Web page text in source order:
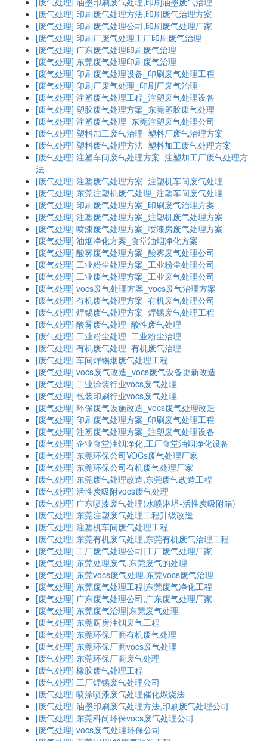
[废气处理] 印刷废气处理方法,印刷废气治理方案
[废气处理] 印刷废气处理公司,印刷废气处理厂家
[废气处理] 印刷厂废气处理工厂印刷废气治理
[废气处理] 广东废气处理印刷废气治理
[废气处理] 东莞废气处理印刷废气治理
[废气处理] 印刷废气处理设备_印刷废气处理工程
[废气处理] 印刷厂废气处理_印刷厂废气治理
[废气处理] 注塑废气处理工程_注塑废气处理设备
[废气处理] 塑胶废气处理方案_东莞塑胶废气处理
[废气处理] 注塑废气处理_东莞注塑废气处理公司
[废气处理] 塑料加工废气治理_塑料厂废气治理方案
[废气处理] 塑料废气处理方法_塑料加工废气处理方案
[废气处理] 注塑车间废气处理方案_注塑加工厂废气处理方
法
[废气处理] 注塑废气处理方案_注塑机车间废气处理
[废气处理] 东莞注塑机废气处理_注塑车间废气处理
[废气处理] 印刷废气处理方案_印刷废气治理方案
[废气处理] 注塑废气处理方案_注塑机废气处理方案
[废气处理] 喷漆废气处理方案_喷漆房废气处理方案
[废气处理] 油烟净化方案_食堂油烟净化方案
[废气处理] 酸雾废气处理方案_酸雾废气处理公司
[废气处理] 工业粉尘处理方案_工业粉尘处理公司
[废气处理] 工业废气处理方案_工业废气处理公司
[废气处理] vocs废气处理方案_vocs废气治理方案
[废气处理] 有机废气处理方案_有机废气处理公司
[废气处理] 焊锡废气处理方案_焊锡废气处理工程
[废气处理] 酸雾废气处理_酸性废气处理
[废气处理] 工业粉尘处理_工业粉尘治理
[废气处理] 有机废气处理_有机废气治理
[废气处理] 车间焊锡烟废气处理工程
[废气处理] vocs废气改造_vocs废气设备更新改造
[废气处理] 工业涂装行业vocs废气处理
[废气处理] 包装印刷行业vocs废气处理
[废气处理] 环保废气设施改造_vocs废气处理改造
[废气处理] 印刷废气处理方案_印刷废气处理工程
[废气处理] 注塑废气处理方案_注塑废气处理设备
[废气处理] 企业食堂油烟净化,工厂食堂油烟净化设备
[废气处理] 东莞环保公司VOCs废气处理厂家
[废气处理] 东莞环保公司有机废气处理厂家
[废气处理] 东莞废气处理改造,东莞废气改造工程
[废气处理] 活性炭吸附vocs废气处理
[废气处理] 广东喷漆废气处理(水喷淋塔-活性炭吸附箱)
[废气处理] 东莞注塑废气处理工程升级改造
[废气处理] 注塑机车间废气处理工程
[废气处理] 东莞有机废气处理,东莞有机废气治理工程
[废气处理] 工厂废气处理公司|工厂废气处理厂家
[废气处理] 东莞处理废气,东莞废气的处理
[废气处理] 东莞vocs废气处理,东莞vocs废气治理
[废气处理] 东莞废气处理工程|东莞废气净化工程
[废气处理] 广东废气处理公司,广东废气处理厂家
[废气处理] 东莞废气治理|东莞废气处理
[废气处理] 东莞厨房油烟废气工程
[废气处理] 东莞环保厂商有机废气处理
[废气处理] 东莞环保厂商vocs废气处理
[废气处理] 东莞环保厂商废气处理
[废气处理] 橡胶废气处理工程
[废气处理] 工厂焊锡废气处理公司
[废气处理] 喷涂喷漆废气处理催化燃烧法
[废气处理] 油墨印刷废气处理方法,印刷废气处理公司
[废气处理] 东莞科尚环保vocs废气处理公司
[废气处理] vocs废气处理环保公司